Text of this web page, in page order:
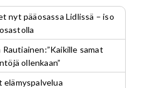
nyt pääosassa Lidlissä – iso
samat
ollenkaan”